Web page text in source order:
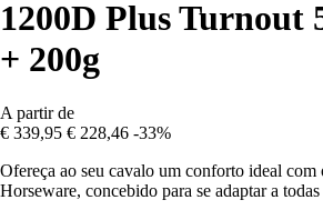
1200D Plus Turnout
+ 200g
A partir de
€ 339,95 € 228,46 -33%
Ofereça ao seu cavalo um conforto ideal
Horseware, concebido para se adaptar a